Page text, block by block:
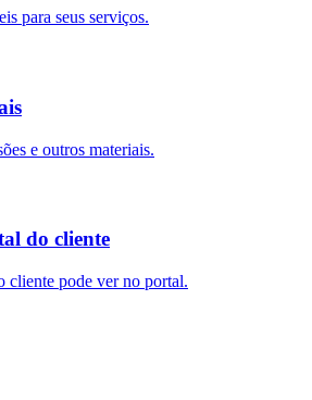
para seus serviços.
e outros materiais.
do cliente
cliente pode ver no portal.